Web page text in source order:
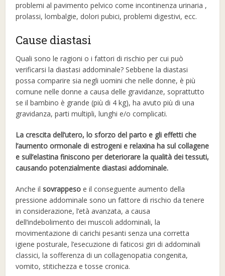
problemi al pavimento pelvico come incontinenza urinaria ,
prolassi, lombalgie, dolori pubici, problemi digestivi, ecc.
Cause diastasi
Quali sono le ragioni o i fattori di rischio per cui può
verificarsi la diastasi addominale? Sebbene la diastasi
possa comparire sia negli uomini che nelle donne, è più
comune nelle donne a causa delle gravidanze, soprattutto
se il bambino è grande (più di 4 kg), ha avuto più di una
gravidanza, parti multipli, lunghi e/o complicati.
La crescita dell’utero, lo sforzo del parto e gli effetti che
l’aumento ormonale di estrogeni e relaxina ha sul collagene
e sull’elastina finiscono per deteriorare la qualità dei tessuti,
causando potenzialmente diastasi addominale.
Anche ilsovrappeso e il conseguente aumento della
pressione addominale sono un fattore di rischio da tenere
in considerazione, l’età avanzata, a causa
dell’indebolimento dei muscoli addominali, la
movimentazione di carichi pesanti senza una corretta
igiene posturale, l’esecuzione di faticosi giri di addominali
classici, la sofferenza di un collagenopatia congenita,
vomito, stitichezza e tosse cronica.